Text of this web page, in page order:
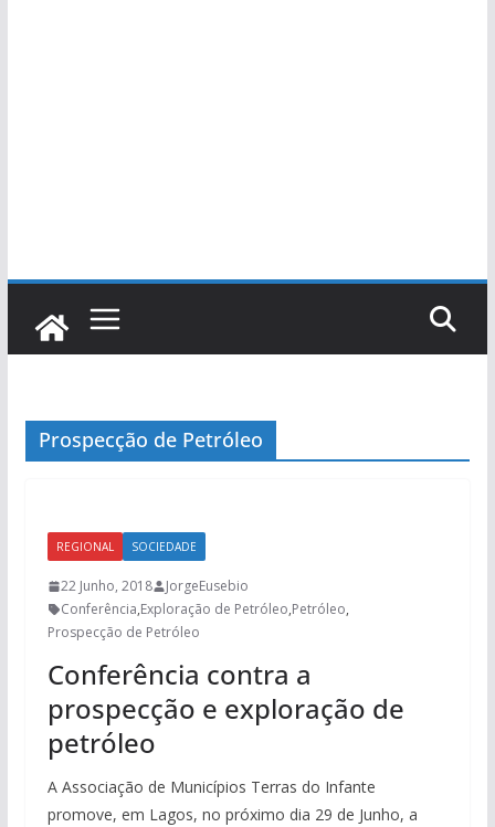
Prospecção de Petróleo
REGIONAL SOCIEDADE
22 Junho, 2018
JorgeEusebio
Conferência,Exploração de Petróleo,Petróleo,
Prospecção de Petróleo
Conferência contra a
prospecção e exploração de
petróleo
A Associação de Municípios Terras do Infante
promove, em Lagos, no próximo dia 29 de Junho, a